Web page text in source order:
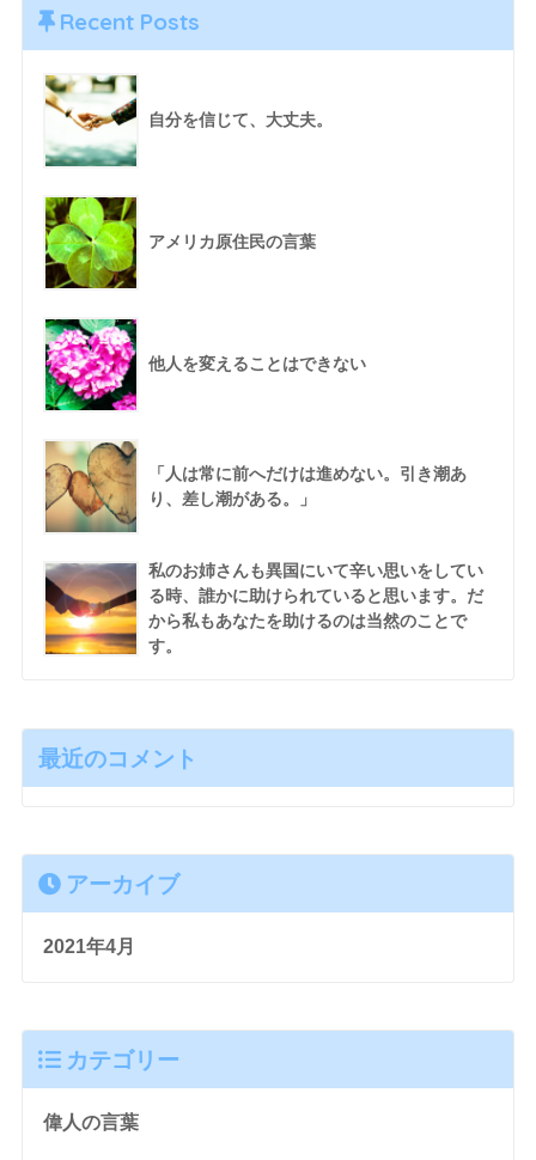
Recent Posts
自分を信じて、大丈夫。
アメリカ原住民の言葉
他人を変えることはできない
「人は常に前へだけは進めない。引き潮あ
り、差し潮がある。」
私のお姉さんも異国にいて辛い思いをしてい
る時、誰かに助けられていると思います。だ
から私もあなたを助けるのは当然のことで
す。
最近のコメント
アーカイブ
2021年4月
カテゴリー
偉人の言葉